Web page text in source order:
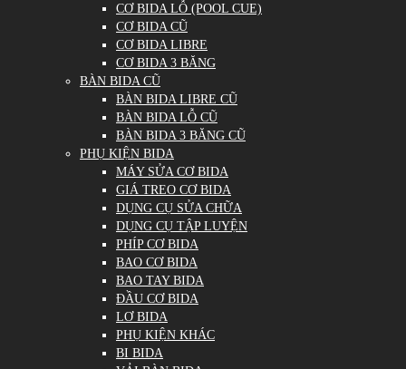
CƠ BIDA LỖ (POOL CUE)
CƠ BIDA CŨ
CƠ BIDA LIBRE
CƠ BIDA 3 BĂNG
BÀN BIDA CŨ
BÀN BIDA LIBRE CŨ
BÀN BIDA LỖ CŨ
BÀN BIDA 3 BĂNG CŨ
PHỤ KIỆN BIDA
MÁY SỬA CƠ BIDA
GIÁ TREO CƠ BIDA
DỤNG CỤ SỬA CHỮA
DỤNG CỤ TẬP LUYỆN
PHÍP CƠ BIDA
BAO CƠ BIDA
BAO TAY BIDA
ĐẦU CƠ BIDA
LƠ BIDA
PHỤ KIỆN KHÁC
BI BIDA